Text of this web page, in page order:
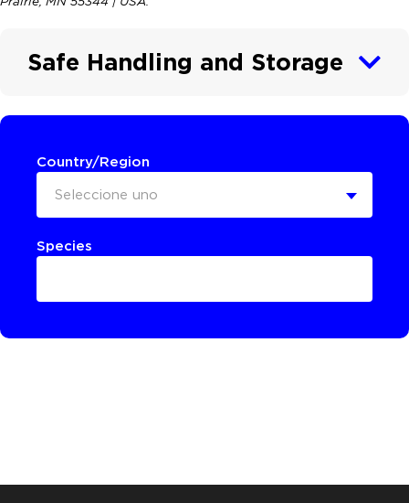
Safe Handling and Storage
Country/Region
Seleccione uno
Species